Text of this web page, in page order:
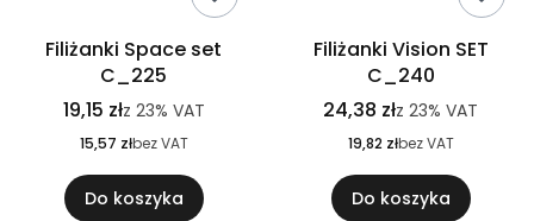
Filiżanki Space set
C_225
19,15 złz 23% VAT
15,57 złbez VAT
Do koszyka
Filiżanki Vision SET
C_240
24,38 złz 23% VAT
19,82 złbez VAT
Do koszyka